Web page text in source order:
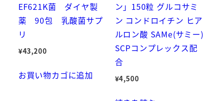
EF621K菌 ダイヤ製
薬 90包 乳酸菌サプ
リ
¥43,200
お買い物カゴに追加
ン」150粒 グルコサミ
ン コンドロイチン ヒア
ルロン酸 SAMe(サミー)
SCPコンプレックス配
合
¥4,500